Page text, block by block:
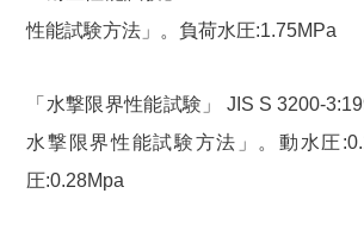
性能試験方法」。負荷水圧:1.75MPa
「水撃限界性能試験」 JIS S 3200-
水撃限界性能試験方法」。動水圧
圧:0.28Mpa